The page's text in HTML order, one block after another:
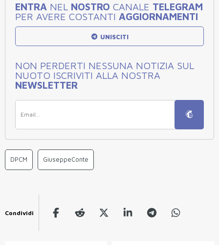
ENTRA NEL NOSTRO CANALE TELEGRAM
PER AVERE COSTANTI AGGIORNAMENTI
UNISCITI
NON PERDERTI NESSUNA NOTIZIA SUL
NUOTO ISCRIVITI ALLA NOSTRA
NEWSLETTER
DPCM GiuseppeConte
Condividi